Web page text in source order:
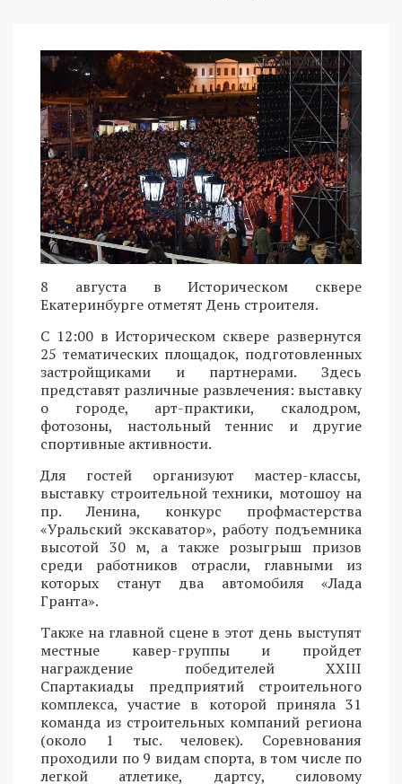
8 августа в Историческом сквере
Екатеринбурге отметят День строителя.
С 12:00 в Историческом сквере развернутся
25 тематических площадок, подготовленных
застройщиками и партнерами. Здесь
представят различные развлечения: выставку
о городе, арт-практики, скалодром,
фотозоны, настольный теннис и другие
спортивные активности.
Для гостей организуют мастер-классы,
выставку строительной техники, мотошоу на
пр. Ленина, конкурс профмастерства
«Уральский экскаватор», работу подъемника
высотой 30 м, а также розыгрыш призов
среди работников отрасли, главными из
которых станут два автомобиля «Лада
Гранта».
Также на главной сцене в этот день выступят
местные кавер-группы и пройдет
награждение победителей XXIII
Спартакиады предприятий строительного
комплекса, участие в которой приняла 31
команда из строительных компаний региона
(около 1 тыс. человек). Соревнования
проходили по 9 видам спорта, в том числе по
легкой атлетике, дартсу, силовому